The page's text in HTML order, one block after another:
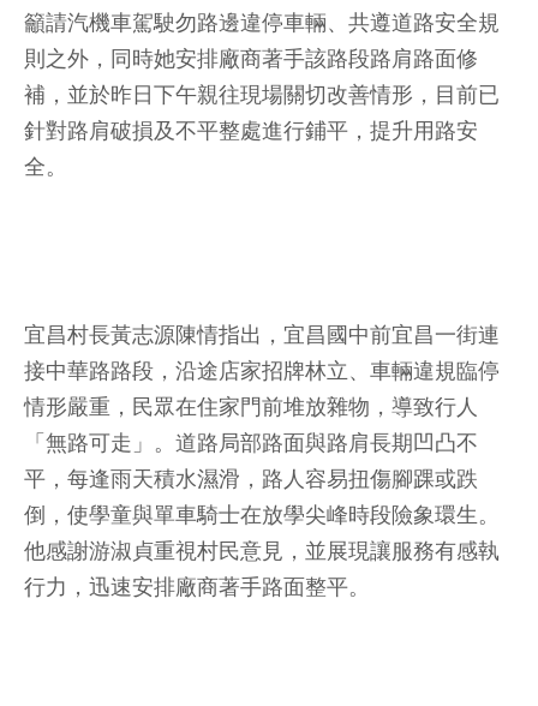
籲請汽機車駕駛勿路邊違停車輛、共遵道路安全規
則之外，同時她安排廠商著手該路段路肩路面修
補，並於昨日下午親往現場關切改善情形，目前已
針對路肩破損及不平整處進行鋪平，提升用路安
全。
宜昌村長黃志源陳情指出，宜昌國中前宜昌一街連
接中華路路段，沿途店家招牌林立、車輛違規臨停
情形嚴重，民眾在住家門前堆放雜物，導致行人
「無路可走」。道路局部路面與路肩長期凹凸不
平，每逢雨天積水濕滑，路人容易扭傷腳踝或跌
倒，使學童與單車騎士在放學尖峰時段險象環生。
他感謝游淑貞重視村民意見，並展現讓服務有感執
行力，迅速安排廠商著手路面整平。